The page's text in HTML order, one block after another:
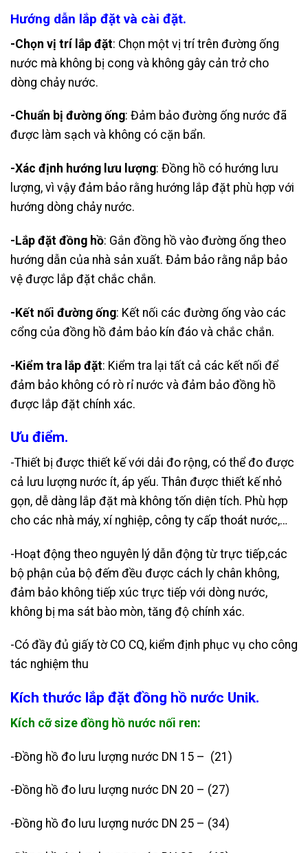
Hướng dẫn lắp đặt và cài đặt.
-Chọn vị trí lắp đặt: Chọn một vị trí trên đường ống
nước mà không bị cong và không gây cản trở cho
dòng chảy nước.
-Chuẩn bị đường ống: Đảm bảo đường ống nước đã
được làm sạch và không có cặn bẩn.
-Xác định hướng lưu lượng: Đồng hồ có hướng lưu
lượng, vì vậy đảm bảo rằng hướng lắp đặt phù hợp với
hướng dòng chảy nước.
-Lắp đặt đồng hồ: Gắn đồng hồ vào đường ống theo
hướng dẫn của nhà sản xuất. Đảm bảo rằng nắp bảo
vệ được lắp đặt chắc chắn.
-Kết nối đường ống: Kết nối các đường ống vào các
cổng của đồng hồ đảm bảo kín đáo và chắc chắn.
-Kiểm tra lắp đặt: Kiểm tra lại tất cả các kết nối để
đảm bảo không có rò rỉ nước và đảm bảo đồng hồ
được lắp đặt chính xác.
Ưu điểm.
-Thiết bị được thiết kế với dải đo rộng, có thể đo được
cả lưu lượng nước ít, áp yếu. Thân được thiết kế nhỏ
gọn, dễ dàng lắp đặt mà không tốn diện tích. Phù hợp
cho các nhà máy, xí nghiệp, công ty cấp thoát nước,…
-Hoạt động theo nguyên lý dẫn động từ trực tiếp,các
bộ phận của bộ đếm đều được cách ly chân không,
đảm bảo không tiếp xúc trực tiếp với dòng nước,
không bị ma sát bào mòn, tăng độ chính xác.
-Có đầy đủ giấy tờ CO CQ, kiểm định phục vụ cho công
tác nghiệm thu
Kích thước lắp đặt đồng hồ nước Unik.
Kích cỡ size đồng hồ nước nối ren:
-Đồng hồ đo lưu lượng nước DN 15 – (21)
-Đồng hồ đo lưu lượng nước DN 20 – (27)
-Đồng hồ đo lưu lượng nước DN 25 – (34)